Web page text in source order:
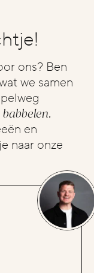
ons? Ben
we samen
babbelen.
en
naar onze